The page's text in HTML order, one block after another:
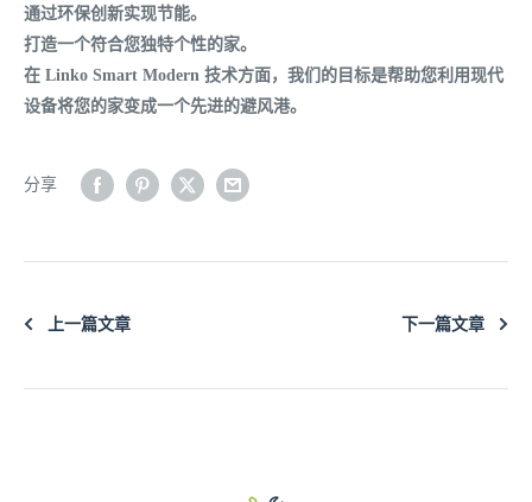
通过环保创新实现节能。
打造一个符合您独特个性的家。
在 Linko Smart Modern 技术方面，我们的目标是帮助您利用现代
设备将您的家变成一个先进的避风港。
分享
上一篇文章 下一篇文章